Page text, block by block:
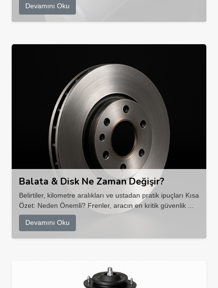
Devamını Oku
Balata & Disk Ne Zaman Değişir?
Belirtiler, kilometre aralıkları ve ustadan pratik ipuçları Kısa
Özet: Neden Önemli? Frenler, aracın en kritik güvenlik ...
Devamını Oku